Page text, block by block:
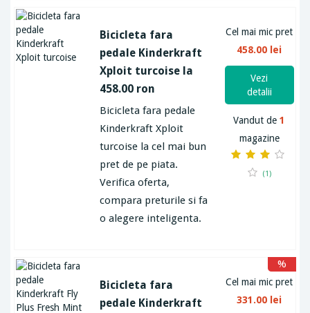
Bicicleta fara
pedale Kinderkraft
Xploit turcoise la
458.00 ron
Bicicleta fara pedale
Kinderkraft Xploit
turcoise la cel mai bun
pret de pe piata.
Verifica oferta,
compara preturile si fa
o alegere inteligenta.
Cel mai mic pret
458.00 lei
Vezi
detalii
Vandut de1
magazine
(1)
Bicicleta fara
pedale Kinderkraft
Cel mai mic pret
331.00 lei
%